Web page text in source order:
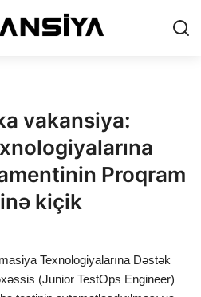
vakansiya:
Proqram
kiçik
Texnologiyalarına Dəstək
(Junior TestOps Engineer)